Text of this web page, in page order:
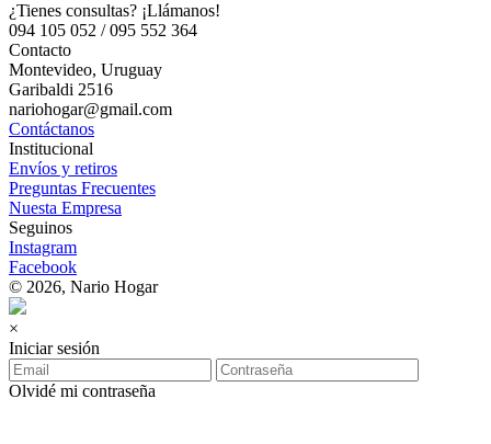
¿Tienes consultas? ¡Llámanos!
094 105 052 / 095 552 364
Contacto
Montevideo, Uruguay
Garibaldi 2516
nariohogar@gmail.com
Contáctanos
Institucional
Envíos y retiros
Preguntas Frecuentes
Nuesta Empresa
Seguinos
Instagram
Facebook
© 2026, Nario Hogar
×
Iniciar sesión
Olvidé mi contraseña